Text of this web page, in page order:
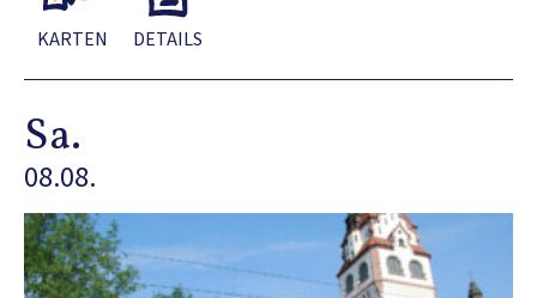
KARTEN DETAILS
Sa.
08.08.